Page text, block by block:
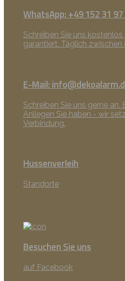
WhatsApp: +49 152 31
Schreiben Sie uns
garantiert. Täglich zwischen
E-Mail:
Schreiben Sie uns gerne an.
Anliegen Sie haben - wir
Verbindung.
Hussenverleih
Standorte
Besuchen Sie uns
auf Facebook